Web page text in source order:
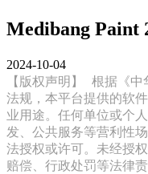
Medibang Paint
2024-10-04
【版权声明】
根据《中
法规，本平台提供的软
业用途。任何单位或个
发、公共服务等营利性
法授权或许可。未经授
赔偿、行政处罚等法律